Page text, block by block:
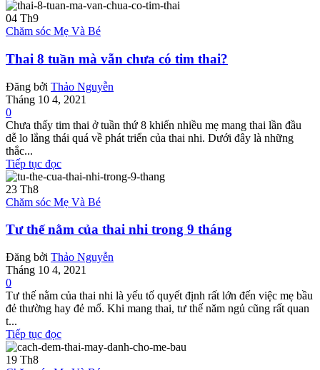
04 Th9
Chăm sóc Mẹ Và Bé
Thai 8 tuần mà vẫn chưa có tim thai?
Đăng bởi Thảo Nguyễn
Tháng 10 4, 2021
0
Chưa thấy tim thai ở tuần thứ 8 khiến nhiều mẹ mang thai lần đầu
dễ lo lắng thái quá về phát triển của thai nhi. Dưới đây là những
thắc...
Tiếp tục đọc
23 Th8
Chăm sóc Mẹ Và Bé
Tư thế nằm của thai nhi trong 9 tháng
Đăng bởi Thảo Nguyễn
Tháng 10 4, 2021
0
Tư thế nằm của thai nhi là yếu tố quyết định rất lớn đến việc mẹ bầu
đẻ thường hay đẻ mổ. Khi mang thai, tư thế năm ngủ cũng rất quan
t...
Tiếp tục đọc
19 Th8